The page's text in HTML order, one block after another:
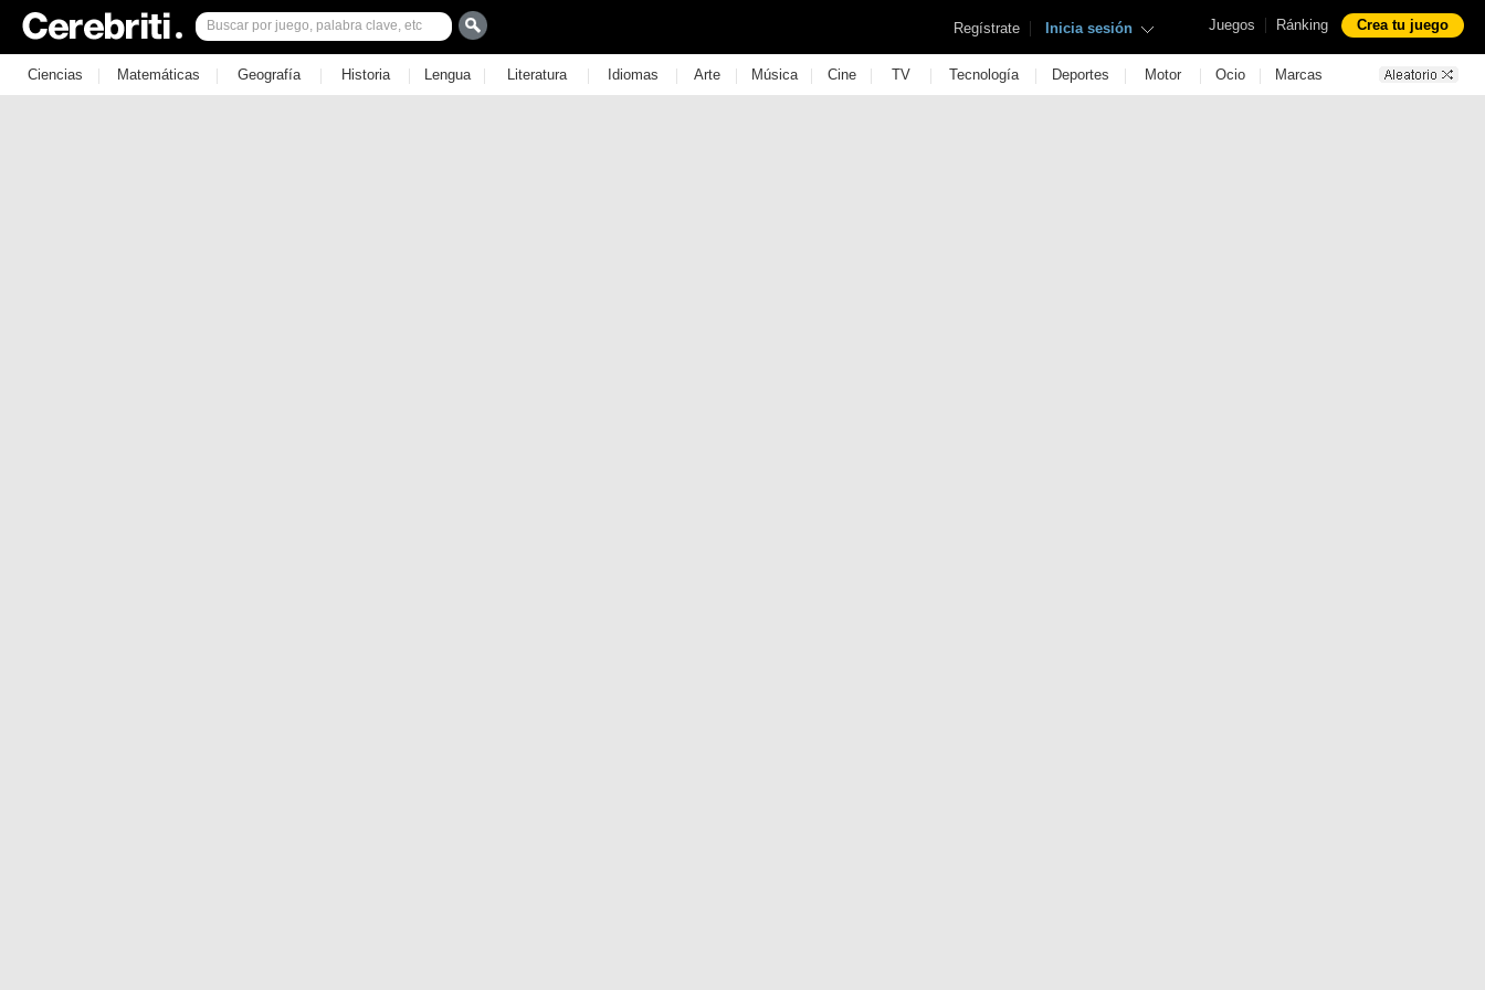
Juegos | Ránking Crea tu juego
Regístrate | Inicia sesión
Ciencias | Matemáticas | Geografía | Historia | Lengua | Literatura | Idiomas | Arte | Música | Cine | TV | Tecnología | Deportes | Motor | Ocio | Marcas